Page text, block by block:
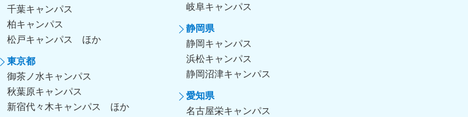
千葉キャンパス
柏キャンパス
松戸キャンパス
東京都
御茶ノ水キャンパス
秋葉原キャンパス
新宿代々木キャンパス
岐阜キャンパス
静岡県
静岡キャンパス
浜松キャンパス
静岡沼津キャンパス
愛知県
名古屋栄キャンパス